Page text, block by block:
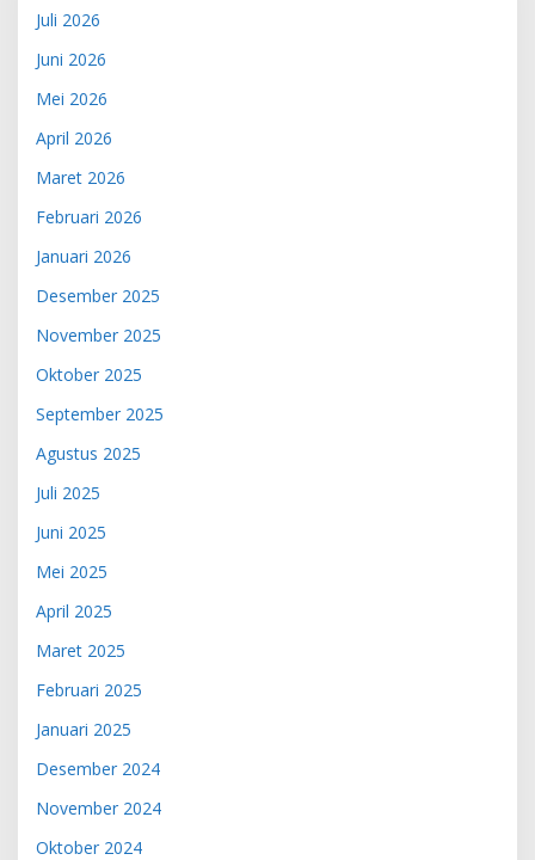
Juli 2026
Juni 2026
Mei 2026
April 2026
Maret 2026
Februari 2026
Januari 2026
Desember 2025
November 2025
Oktober 2025
September 2025
Agustus 2025
Juli 2025
Juni 2025
Mei 2025
April 2025
Maret 2025
Februari 2025
Januari 2025
Desember 2024
November 2024
Oktober 2024